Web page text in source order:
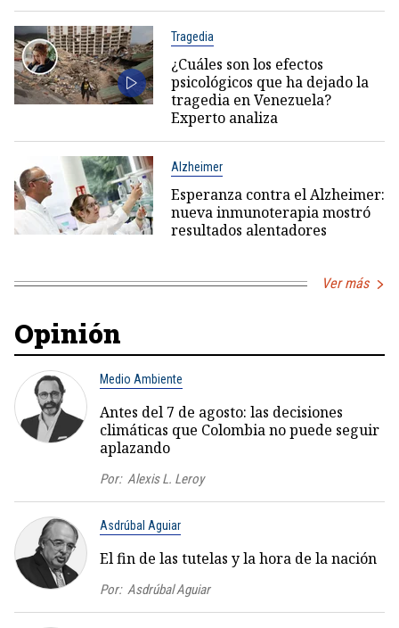
Tragedia
¿Cuáles son los efectos
psicológicos que ha dejado la
tragedia en Venezuela?
Experto analiza
Alzheimer
Esperanza contra el Alzheimer:
nueva inmunoterapia mostró
resultados alentadores
Ver más
Opinión
Medio Ambiente
Antes del 7 de agosto: las decisiones
climáticas que Colombia no puede seguir
aplazando
Por: Alexis L. Leroy
Asdrúbal Aguiar
El fin de las tutelas y la hora de la nación
Por: Asdrúbal Aguiar